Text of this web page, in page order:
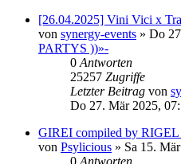
[26.04.2025] Vini Vici x
von synergy-events » Do
PARTYS ))»-
0 Antworten
25257 Zugriffe
Letzter Beitrag von
Do 27. Mär 2025,
GIREI compiled by RIGEL
von Psylicious » Sa 15.
0 Antworten